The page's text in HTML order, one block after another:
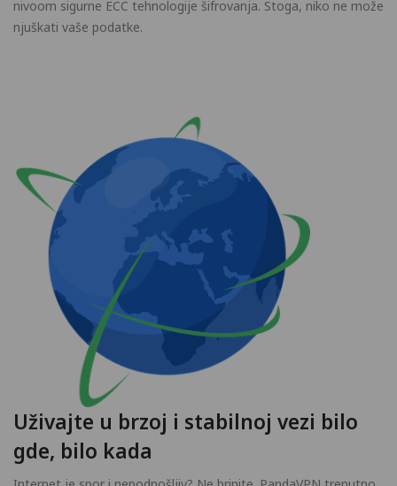
nivoom sigurne ECC tehnologije šifrovanja. Stoga, niko ne može
njuškati vaše podatke.
Uživajte u brzoj i stabilnoj vezi bilo
gde, bilo kada